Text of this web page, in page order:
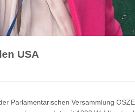
USA
Parlamentarischen Versammlung